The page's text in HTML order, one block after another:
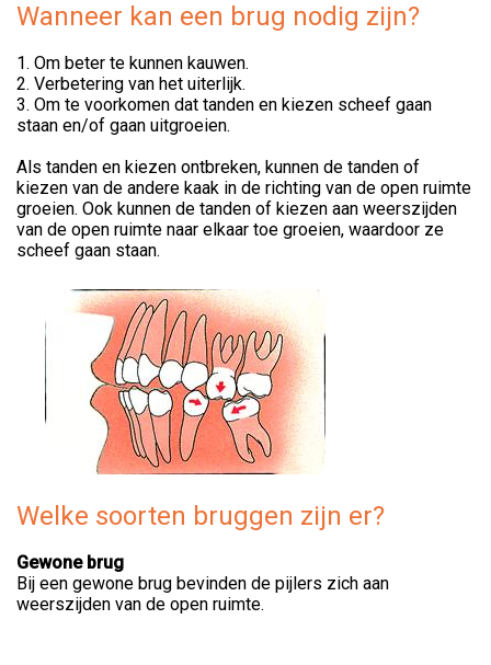
Wanneer kan een brug nodig zijn?
1. Om beter te kunnen kauwen.
2. Verbetering van het uiterlijk.
3. Om te voorkomen dat tanden en kiezen scheef gaan
staan en/of gaan uitgroeien.
Als tanden en kiezen ontbreken, kunnen de tanden of
kiezen van de andere kaak in de richting van de open ruimte
groeien. Ook kunnen de tanden of kiezen aan weerszijden
van de open ruimte naar elkaar toe groeien, waardoor ze
scheef gaan staan.
Welke soorten bruggen zijn er?
Gewone brug
Bij een gewone brug bevinden de pijlers zich aan
weerszijden van de open ruimte.